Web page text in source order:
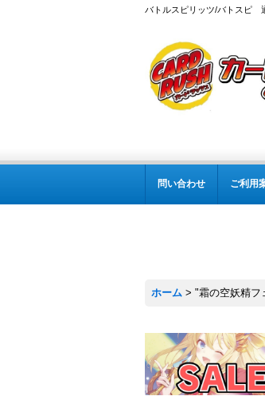
バトルスピリッツ/バトスピ
問い合わせ ご利用
ホーム > "霜の空妖精フ